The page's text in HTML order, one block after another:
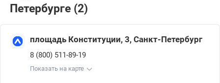
Петербурге (2)
площадь Конституции, 3, Санкт-Петербург
8 (800) 511-89-19
Показать на карте